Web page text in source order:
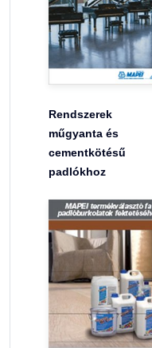
Rendszerek
műgyanta és
cementkötésű
padlókhoz